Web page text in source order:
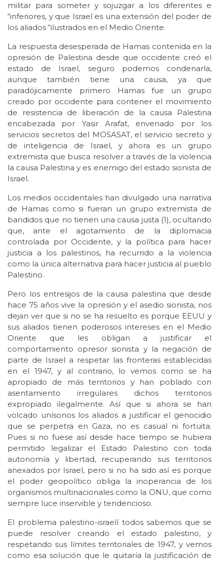
militar para someter y sojuzgar a los diferentes e
“inferiores, y que Israel es una extensión del poder de
los aliados “ilustrados en el Medio Oriente.
La respuesta desesperada de Hamas contenida en la
opresión de Palestina desde que occidente creó el
estado de Israel, seguro podemos condenarla,
aunque también tiene una causa, ya que
paradójicamente primero Hamas fue un grupo
creado por occidente para contener el movimiento
de resistencia de liberación de la causa Palestina
encabezada por Yasir Arafat, envenado por los
servicios secretos del MOSASAT, el servicio secreto y
de inteligencia de Israel, y ahora es un grupo
extremista que busca resolver a través de la violencia
la causa Palestina y es enemigo del estado sionista de
Israel.
Los medios occidentales han divulgado una narrativa
de Hamas como si fueran un grupo extremista de
bandidos que no tienen una causa justa (1), ocultando
que, ante el agotamiento de la diplomacia
controlada por Occidente, y la política para hacer
justicia a los palestinos, ha recurrido a la violencia
como la única alternativa para hacer justicia al pueblo
Palestino.
Pero los entresijos de la causa palestina que desde
hace 75 años vive la opresión y el asedio sionista, nos
dejan ver que si no se ha resuelto es porque EEUU y
sus aliados tienen poderosos intereses en el Medio
Oriente que les obligan a justificar el
comportamiento opresor sionista y la negación de
parte de Israel a respetar las fronteras establecidas
en el 1947, y al contrario, lo vemos como se ha
apropiado de más territorios y han poblado con
asentamiento irregulares dichos territorios
expropiado ilegalmente. Así que si ahora se han
volcado unísonos los aliados a justificar el genocidio
que se perpetra en Gaza, no es casual ni fortuita.
Pues si no fuese así desde hace tiempo se hubiera
permitido legalizar el Estado Palestino con toda
autonomía y libertad, recuperando sus territorios
anexados por Israel, pero si no ha sido así es porque
el poder geopolítico obliga la inoperancia de los
organismos multinacionales como la ONU, que como
siempre luce inservible y tendencioso.
El problema palestino-israelí todos sabemos que se
puede resolver creando el estado palestino, y
respetando sus límites territoriales de 1947, y vemos
como esa solución que le quitaría la justificación de